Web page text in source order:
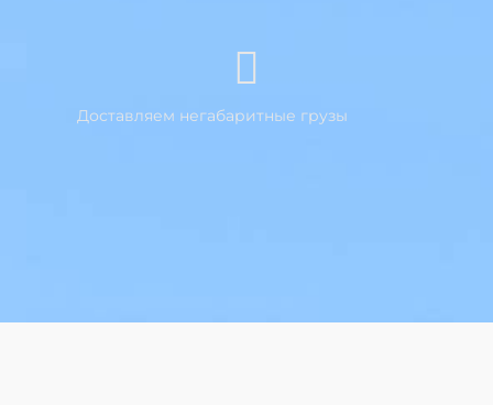
Доставляем негабаритные грузы